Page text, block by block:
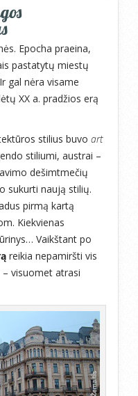
Epocha praeina,
pastatytų miestų
gal nėra visame
XX a. pradžios erą
stilius buvo art
stiliumi, austrai –
dešimtmečių
sukurti naują stilių.
pirmą kartą
Kiekvienas
Vaikštant po
reikia nepamiršti vis
visuomet atrasi